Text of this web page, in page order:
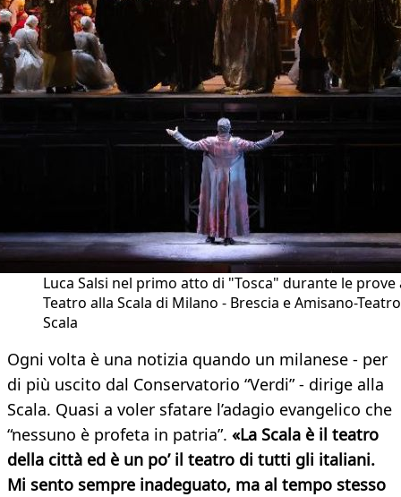
Luca Salsi nel primo atto di "Tosca" durante le prove
Teatro alla Scala di Milano - Brescia e Amisano-
Scala
Ogni volta è una notizia quando un milanese - per
di più uscito dal Conservatorio “Verdi” - dirige alla
Scala. Quasi a voler sfatare l’adagio evangelico che
“nessuno è profeta in patria”. «La Scala è il teatro
della città ed è un po’ il teatro di tutti gli italiani.
Mi sento sempre inadeguato, ma al tempo stesso